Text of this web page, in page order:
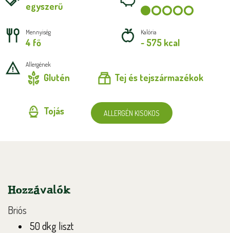
egyszerű
Mennyiség
4 fő
Kalória
~ 575 kcal
Allergének
Glutén Tej és tejszármazékok
Tojás ALLERGÉN KISOKOS
Hozzávalók
Briós
50 dkg liszt